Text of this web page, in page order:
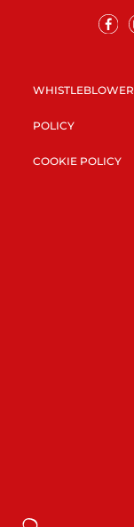
WHISTLEBLOWER
POLICY
COOKIE POLICY